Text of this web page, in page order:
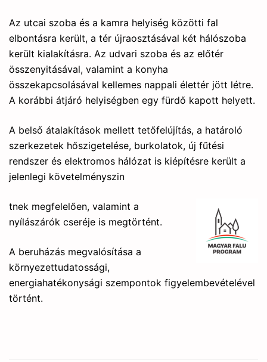
Az utcai szoba és a kamra helyiség közötti fal
elbontásra került, a tér újraosztásával két hálószoba
került kialakításra. Az udvari szoba és az előtér
összenyitásával, valamint a konyha
összekapcsolásával kellemes nappali élettér jött létre.
A korábbi átjáró helyiségben egy fürdő kapott helyett.
A belső átalakítások mellett tetőfelújítás, a határoló
szerkezetek hőszigetelése, burkolatok, új fűtési
rendszer és elektromos hálózat is kiépítésre került a
jelenlegi követelményszin
tnek megfelelően, valamint a
nyílászárók cseréje is megtörtént.
A beruházás megvalósítása a
környezettudatossági,
energiahatékonysági szempontok figyelembevételével
történt.